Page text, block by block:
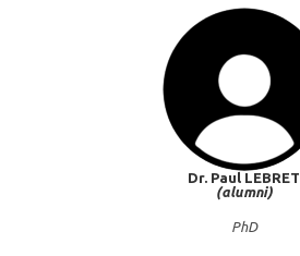
Dr. Paul LEBRET
(alumni)
PhD